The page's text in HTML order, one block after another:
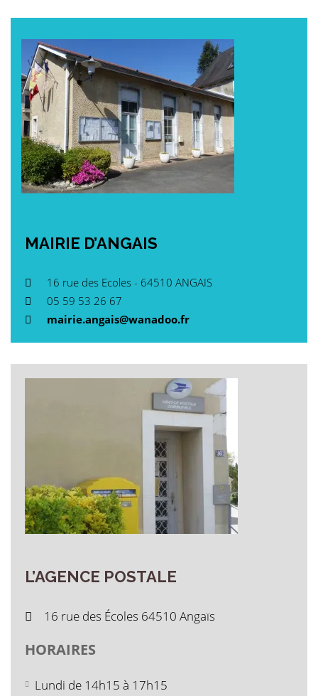
MAIRIE D’ANGAIS
16 rue des Ecoles - 64510 ANGAIS
05 59 53 26 67
mairie.angais@wanadoo.fr
L’AGENCE POSTALE
16 rue des Écoles 64510 Angaïs
HORAIRES
Lundi de 14h15 à 17h15